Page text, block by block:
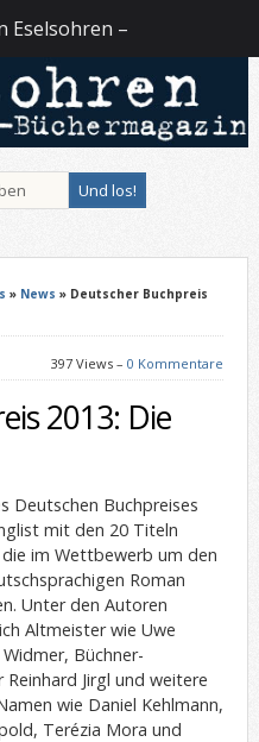
» News » Deutscher Buchpreis
397 Views –0 Kommentare
2013: Die
Deutschen Buchpreises
mit den 20 Titeln
im Wettbewerb um den
Roman
Unter den Autoren
Altmeister wie Uwe
Büchner-
Reinhard Jirgl und weitere
wie Daniel Kehlmann,
Terézia Mora und
Eselsohren –